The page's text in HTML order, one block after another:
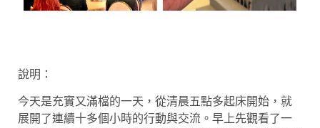
說明：
今天是充實又滿檔的一天，從清晨五點多起床開始，就
展開了連續十多個小時的行動與交流。早上先觀看了一